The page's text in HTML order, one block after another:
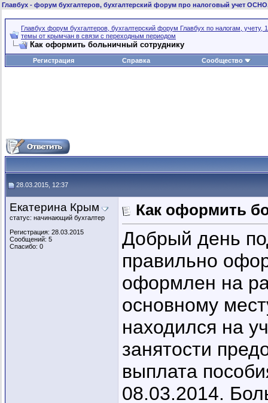
Главбух - форум бухгалтеров, бухгалтерский форум про налоговый учет
Главбух форум бухгалтеров, бухгалтерский форум Главбух по налогам, учету,
темы от крымчан в связи с переходным периодом
Как оформить больничный сотруднику
Регистрация Справка Сообщество
28.03.2015, 12:37
Екатерина Крым
статус: начинающий бухгалтер
Регистрация: 28.03.2015
Сообщений: 5
Спасибо: 0
Как оформить
Добрый день
правильно
оформлен на
основному
находился на
занятости
выплата
08.03.2014.